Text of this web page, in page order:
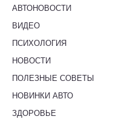
АВТОНОВОСТИ
ВИДЕО
ПСИХОЛОГИЯ
НОВОСТИ
ПОЛЕЗНЫЕ СОВЕТЫ
НОВИНКИ АВТО
ЗДОРОВЬЕ